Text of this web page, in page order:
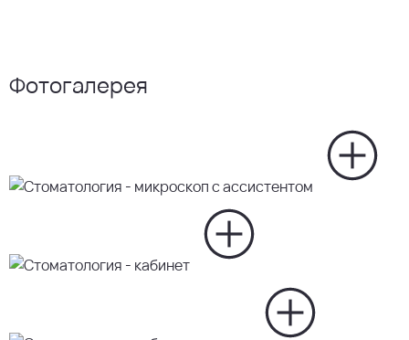
Фотогалерея